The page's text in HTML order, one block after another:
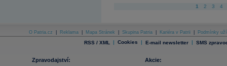
1 2 3 4
O Patria.cz Reklama Mapa Stránek Skupina Patria Kariéra v Patrii Podmínky
RSS / XML | Cookies | E-mail newsletter | SMS
Zpravodajství:
Akcie: